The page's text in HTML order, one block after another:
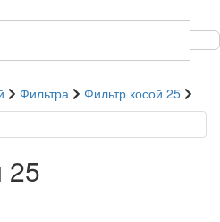
Фильтра Фильтр косой 25
25